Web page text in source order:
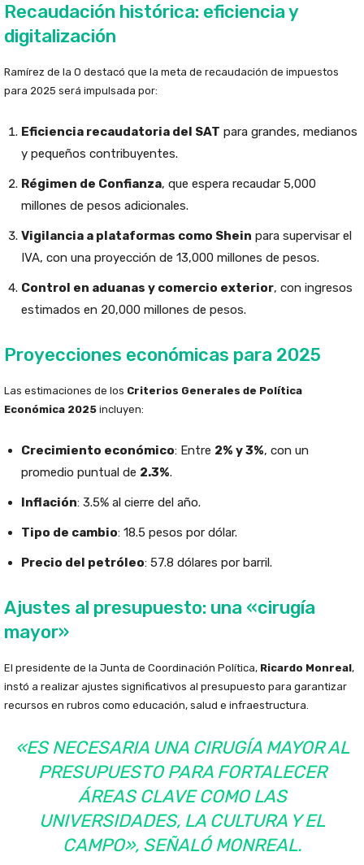
Recaudación histórica: eficiencia y
digitalización
Ramírez de la O destacó que la meta de recaudación de impuestos
para 2025 será impulsada por:
Eficiencia recaudatoria del SAT para grandes, medianos
y pequeños contribuyentes.
Régimen de Confianza, que espera recaudar 5,000
millones de pesos adicionales.
Vigilancia a plataformas como Shein para supervisar el
IVA, con una proyección de 13,000 millones de pesos.
Control en aduanas y comercio exterior, con ingresos
estimados en 20,000 millones de pesos.
Proyecciones económicas para 2025
Las estimaciones de los Criterios Generales de Política
Económica 2025 incluyen:
Crecimiento económico: Entre 2% y 3%, con un
promedio puntual de 2.3%.
Inflación: 3.5% al cierre del año.
Tipo de cambio: 18.5 pesos por dólar.
Precio del petróleo: 57.8 dólares por barril.
Ajustes al presupuesto: una «cirugía
mayor»
El presidente de la Junta de Coordinación Política, Ricardo Monreal,
instó a realizar ajustes significativos al presupuesto para garantizar
recursos en rubros como educación, salud e infraestructura.
«ES NECESARIA UNA CIRUGÍA MAYOR AL
PRESUPUESTO PARA FORTALECER
ÁREAS CLAVE COMO LAS
UNIVERSIDADES, LA CULTURA Y EL
CAMPO», SEÑALÓ MONREAL.